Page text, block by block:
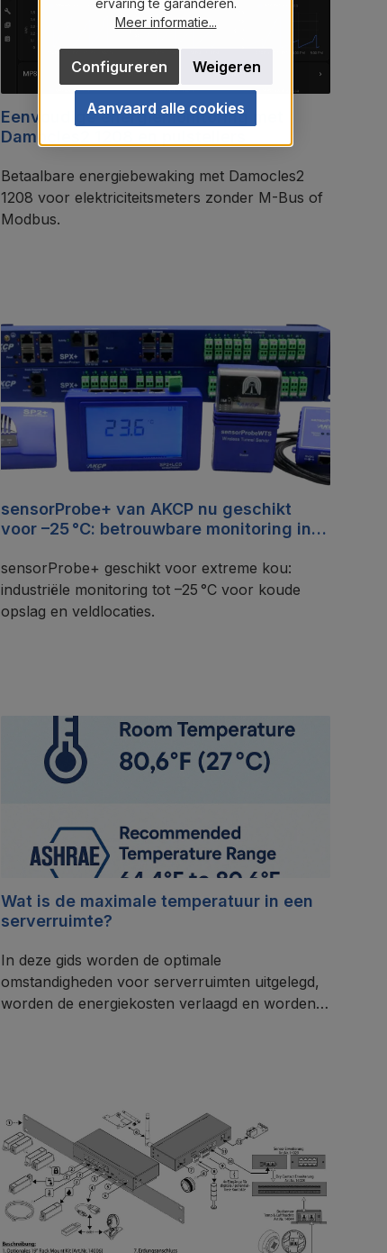
Eenvoudige energiemonitoring met
Damocles2 1208 en pulstellers
Betaalbare energiebewaking met Damocles2
1208 voor elektriciteitsmeters zonder M-Bus of
Modbus.
sensorProbe+ van AKCP nu geschikt
voor –25 °C: betrouwbare monitoring in
sensorProbe+ geschikt voor extreme kou:
industriële monitoring tot –25 °C voor koude
opslag en veldlocaties.
Wat is de maximale temperatuur in een
serverruimte?
In deze gids worden de optimale
omstandigheden voor serverruimten uitgelegd,
worden de energiekosten verlaagd en worden
Meer informatie...
Weigeren
Configureren
Aanvaard alle cookies